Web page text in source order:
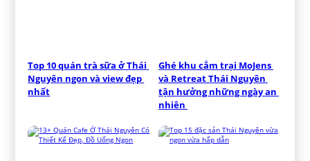
Top 10 quán trà sữa ở Thái
Nguyên ngon và view đẹp
nhất
Ghé khu cắm trại MoJens
và Retreat Thái Nguyên
tận hưởng những ngày an
nhiên